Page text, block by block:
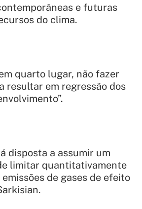
e futuras
do clima.
quarto lugar, não fazer
resultar em regressão dos
disposta a assumir um
limitar quantitativamente
de gases de efeito